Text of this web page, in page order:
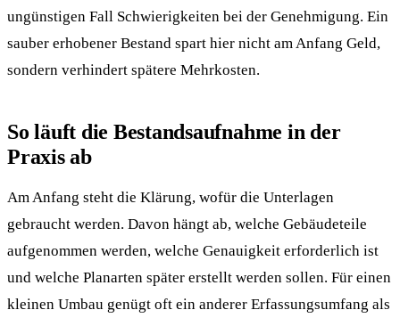
ungünstigen Fall Schwierigkeiten bei der Genehmigung. Ein
sauber erhobener Bestand spart hier nicht am Anfang Geld,
sondern verhindert spätere Mehrkosten.
So läuft die Bestandsaufnahme in der
Praxis ab
Am Anfang steht die Klärung, wofür die Unterlagen
gebraucht werden. Davon hängt ab, welche Gebäudeteile
aufgenommen werden, welche Genauigkeit erforderlich ist
und welche Planarten später erstellt werden sollen. Für einen
kleinen Umbau genügt oft ein anderer Erfassungsumfang als